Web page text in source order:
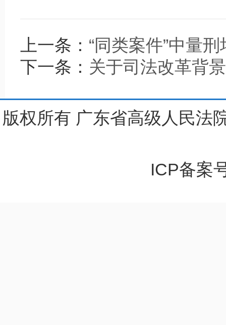
上一条： “同类案件”中量
下一条： 关于司法改革背
版权所有 广东省高级人民法
ICP备案